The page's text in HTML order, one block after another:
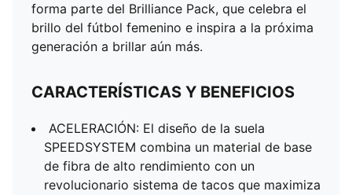
forma parte del Brilliance Pack, que celebra el
brillo del fútbol femenino e inspira a la próxima
generación a brillar aún más.
CARACTERÍSTICAS Y BENEFICIOS
ACELERACIÓN: El diseño de la suela
SPEEDSYSTEM combina un material de base
de fibra de alto rendimiento con un
revolucionario sistema de tacos que maximiza